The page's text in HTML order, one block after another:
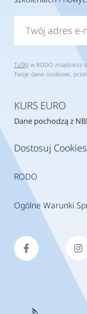
Dostosuj Cookies
RODO
Ogólne Warunki
TUTAJ w RODO znajdziesz
Twoje dane osobowe,
KURS EURO
Dane pochodzą z